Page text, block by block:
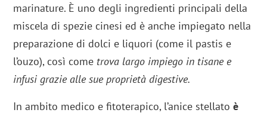
marinature. È uno degli ingredienti principali della
miscela di spezie cinesi ed è anche impiegato nella
preparazione di dolci e liquori (come il pastis e
l’ouzo), così come trova largo impiego in tisane e
infusi grazie alle sue proprietà digestive.
In ambito medico e fitoterapico, l’anice stellatoè